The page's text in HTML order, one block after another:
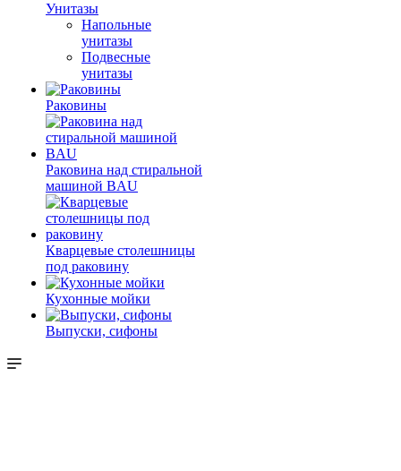
Унитазы
Напольные
унитазы
Подвесные
унитазы
Раковины
Раковина над стиральной
машиной BAU
Кварцевые столешницы
под раковину
Кухонные мойки
Выпуски, сифоны